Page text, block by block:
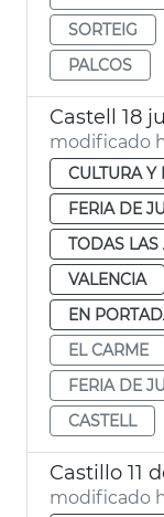
SORTEIG
PALCOS
Castell 18
modificado
CULTURA Y
FERIA DE
TODAS LAS
VALENCIA
EN
EL CARME
FERIA DE
CASTELL
Castillo 11
modificado